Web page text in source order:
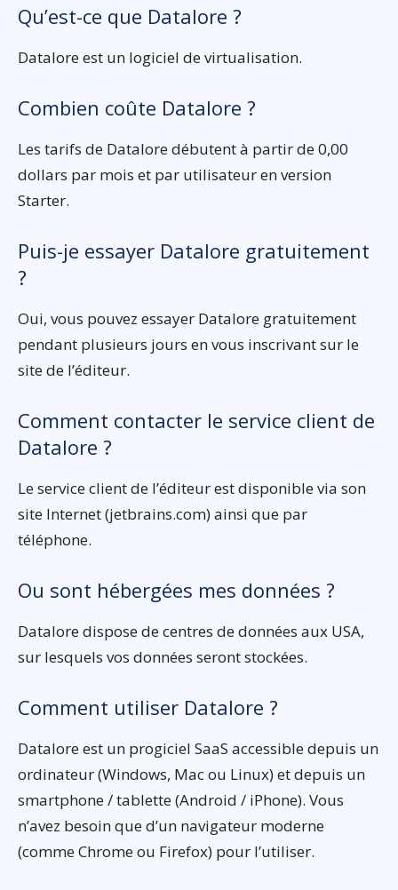
Qu’est-ce que Datalore ?
Datalore est un logiciel de virtualisation.
Combien coûte Datalore ?
Les tarifs de Datalore débutent à partir de 0,00
dollars par mois et par utilisateur en version
Starter.
Puis-je essayer Datalore gratuitement
?
Oui, vous pouvez essayer Datalore gratuitement
pendant plusieurs jours en vous inscrivant sur le
site de l’éditeur.
Comment contacter le service client de
Datalore ?
Le service client de l’éditeur est disponible via son
site Internet (jetbrains.com) ainsi que par
téléphone.
Ou sont hébergées mes données ?
Datalore dispose de centres de données aux USA,
sur lesquels vos données seront stockées.
Comment utiliser Datalore ?
Datalore est un progiciel SaaS accessible depuis un
ordinateur (Windows, Mac ou Linux) et depuis un
smartphone / tablette (Android / iPhone). Vous
n’avez besoin que d’un navigateur moderne
(comme Chrome ou Firefox) pour l’utiliser.